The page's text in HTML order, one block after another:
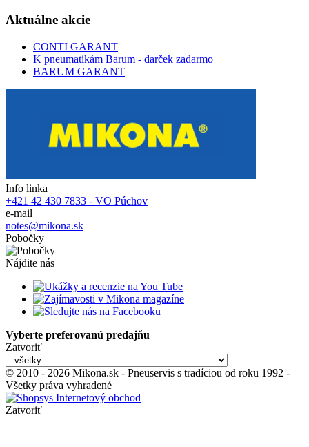
Aktuálne akcie
CONTI GARANT
K pneumatikám Barum - darček zadarmo
BARUM GARANT
Info linka
+421 42 430 7833 - VO Púchov
e-mail
notes@mikona.sk
Pobočky
Nájdite nás
Vyberte preferovanú predajňu
Zatvoriť
© 2010 - 2026 Mikona.sk - Pneuservis s tradíciou od roku 1992 -
Všetky práva vyhradené
Zatvoriť